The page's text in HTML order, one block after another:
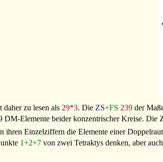
daher zu lesen als 29*3. Die ZS+FS 239 der
DM-Elemente beider konzentrischer Kreise. Die
ihren Einzelziffern die Elemente einer
1+2+7 von zwei Tetraktys denken, aber